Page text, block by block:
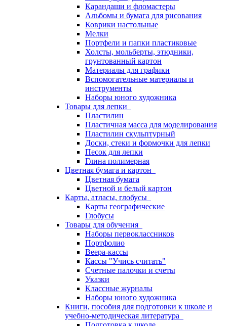
Карандаши и фломастеры
Альбомы и бумага для рисования
Коврики настольные
Мелки
Портфели и папки пластиковые
Холсты, мольберты, этюдники,
грунтованный картон
Материалы для графики
Вспомогательные материалы и
инструменты
Наборы юного художника
Товары для лепки
Пластилин
Пластичная масса для моделирования
Пластилин скульптурный
Доски, стеки и формочки для лепки
Песок для лепки
Глина полимерная
Цветная бумага и картон
Цветная бумага
Цветной и белый картон
Карты, атласы, глобусы
Карты географические
Глобусы
Товары для обучения
Наборы первоклассников
Портфолио
Веера-кассы
Кассы "Учись считать"
Счетные палочки и счеты
Указки
Классные журналы
Наборы юного художника
Книги, пособия для подготовки к школе и
учебно-методическая литература